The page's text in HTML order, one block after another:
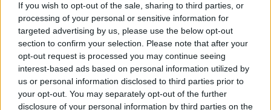
If you wish to opt-out of the sale, sharing to third parties, or
processing of your personal or sensitive information for
targeted advertising by us, please use the below opt-out
section to confirm your selection. Please note that after your
opt-out request is processed you may continue seeing
interest-based ads based on personal information utilized by
us or personal information disclosed to third parties prior to
your opt-out. You may separately opt-out of the further
disclosure of your personal information by third parties on the
– Lägenheten var fantastiskt vacker så vi ville göra
något speciellt – något att fästa ögonen på. Det
kryllar av mäklarfirmor, vill man synas måste man
sticka ut. Därför har vi tagit en ny riktning på den
här marknaden, sett möjligheterna att göra något
annat. Nu ser vi att även andra mäklarfirmor börjat